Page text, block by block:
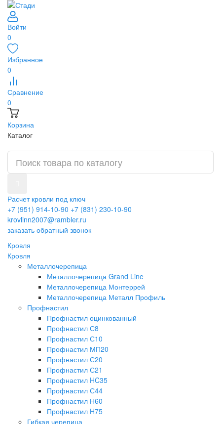
Войти
0
Избранное
0
Сравнение
0
Корзина
Каталог
Расчет кровли под ключ
+7 (951) 914-10-90 +7 (831) 230-10-90
krovlinn2007@rambler.ru
заказать обратный звонок
Кровля
Кровля
Металлочерепица
Металлочерепица Grand Line
Металлочерепица Монтеррей
Металлочерепица Металл Профиль
Профнастил
Профнастил оцинкованный
Профнастил С8
Профнастил С10
Профнастил МП20
Профнастил С20
Профнастил С21
Профнастил HC35
Профнастил С44
Профнастил Н60
Профнастил H75
Гибкая черепица